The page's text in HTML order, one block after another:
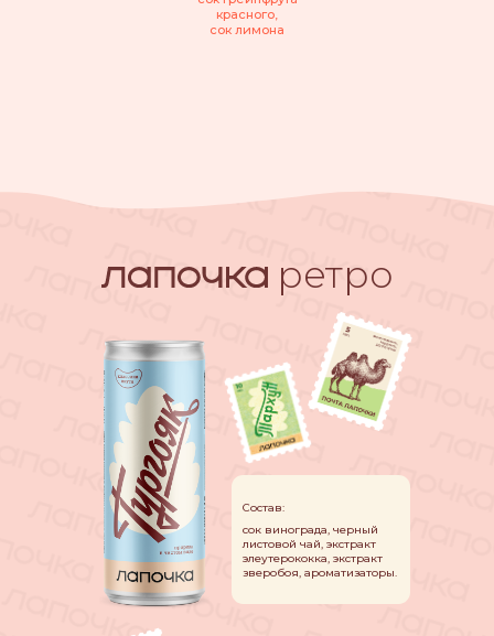
красного,
сок лимона
ретро
сок винограда, черный
листовой чай, экстракт
элеутерококка, экстракт
зверобоя, ароматизаторы.
Состав: